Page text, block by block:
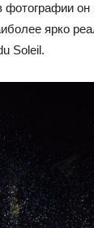
фотографии
ярко
Soleil.